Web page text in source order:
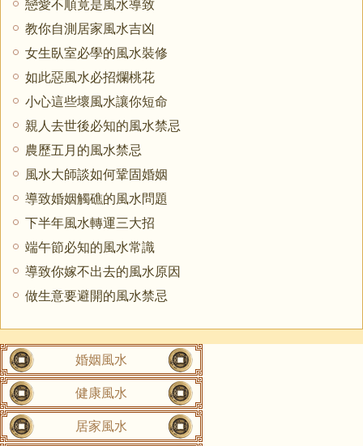
戀愛不順竟是風水導致
教你自測居家風水吉凶
女生臥室必學的風水裝修
如此惡風水必招爛桃花
小心這些壞風水讓你短命
親人去世後必知的風水禁忌
農歷五月的風水禁忌
風水大師談如何鞏固婚姻
導致婚姻觸礁的風水問題
下半年風水轉運三大招
端午節必知的風水常識
導致你嫁不出去的風水原因
做生意要避開的風水禁忌
婚姻風水
健康風水
居家風水